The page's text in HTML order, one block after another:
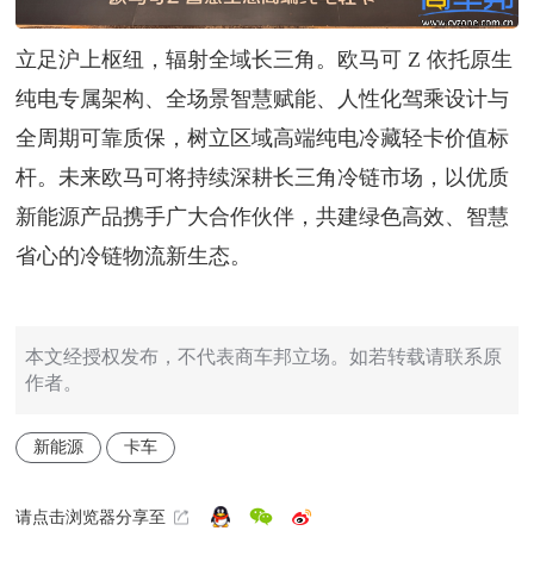
立足沪上枢纽，辐射全域长三角。欧马可 Z 依托原生
纯电专属架构、全场景智慧赋能、人性化驾乘设计与
全周期可靠质保，树立区域高端纯电冷藏轻卡价值标
杆。未来欧马可将持续深耕长三角冷链市场，以优质
新能源产品携手广大合作伙伴，共建绿色高效、智慧
省心的冷链物流新生态。
本文经授权发布，不代表商车邦立场。如若转载请联系原
作者。
新能源 卡车
请点击浏览器分享至